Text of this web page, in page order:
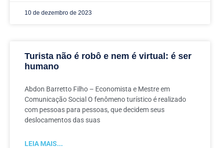
10 de dezembro de 2023
Turista não é robô e nem é virtual: é ser
humano
Abdon Barretto Filho – Economista e Mestre em
Comunicação Social O fenômeno turístico é realizado
com pessoas para pessoas, que decidem seus
deslocamentos das suas
LEIA MAIS...